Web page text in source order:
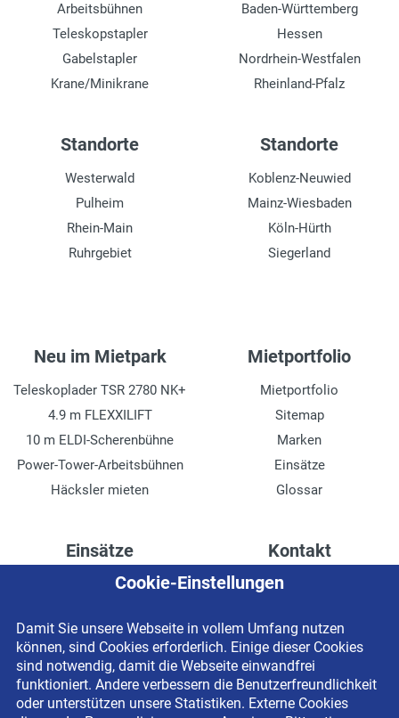
Arbeitsbühnen
Teleskopstapler
Gabelstapler
Krane/Minikrane
Baden-Württemberg
Hessen
Nordrhein-Westfalen
Rheinland-Pfalz
Standorte
Westerwald
Pulheim
Rhein-Main
Ruhrgebiet
Standorte
Koblenz-Neuwied
Mainz-Wiesbaden
Köln-Hürth
Siegerland
Neu im Mietpark
Teleskoplader TSR 2780 NK+
4.9 m FLEXXILIFT
10 m ELDI-Scherenbühne
Power-Tower-Arbeitsbühnen
Häcksler mieten
Mietportfolio
Mietportfolio
Sitemap
Marken
Einsätze
Glossar
Einsätze
Höhenzugang für
Drainage verlegen
Fassadenreinigung
Terrasse anlegen
Ladenbau
Kontakt
Kontaktformular
Impressum
Datenschutzerklärung
Newsletter-Anmeldung
Cookie-Einstellungen
Damit Sie unsere Webseite in vollem Umfang nutzen
können, sind Cookies erforderlich. Einige dieser Cookies
sind notwendig, damit die Webseite einwandfrei
funktioniert. Andere verbessern die Benutzerfreundlichkeit
oder unterstützen unsere Statistiken. Externe Cookies